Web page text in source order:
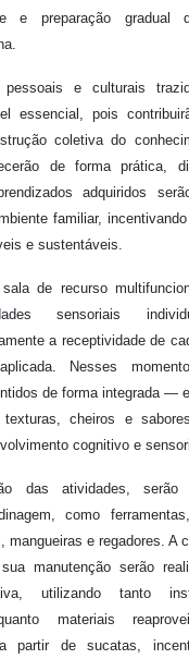
e preparação gradual
pessoais e culturais
essencial, pois
coletiva do
de forma prática,
adquiridos
familiar,
e sustentáveis.
de recurso
sensoriais
a receptividade de
Nesses
de forma integrada —
texturas, cheiros e
cognitivo e
das atividades, serão
como
mangueiras e regadores. A
manutenção serão
utilizando tanto
materiais
partir de sucatas,